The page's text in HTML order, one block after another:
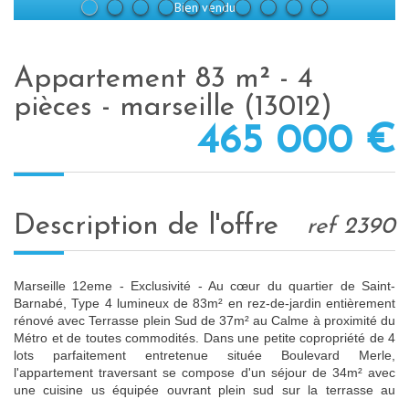
Bien vendu
appartement 83 m² - 4
pièces - marseille (13012)
465 000 €
description de l'offre ref 2390
Marseille 12eme - Exclusivité - Au cœur du quartier de Saint-
Barnabé, Type 4 lumineux de 83m² en rez-de-jardin entièrement
rénové avec Terrasse plein Sud de 37m² au Calme à proximité du
Métro et de toutes commodités. Dans une petite copropriété de 4
lots parfaitement entretenue située Boulevard Merle,
l'appartement traversant se compose d'un séjour de 34m² avec
une cuisine us équipée ouvrant plein sud sur la terrasse au